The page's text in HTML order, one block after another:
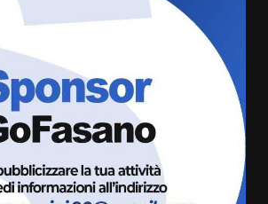
Politiche Giovanili e Mobilità
Sostenibile: premiati gli studenti
universitari del bando “La strada
giusta”
8 Agosto 2026 07:15